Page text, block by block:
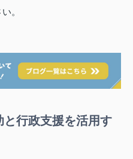
。
行政支援を活用す